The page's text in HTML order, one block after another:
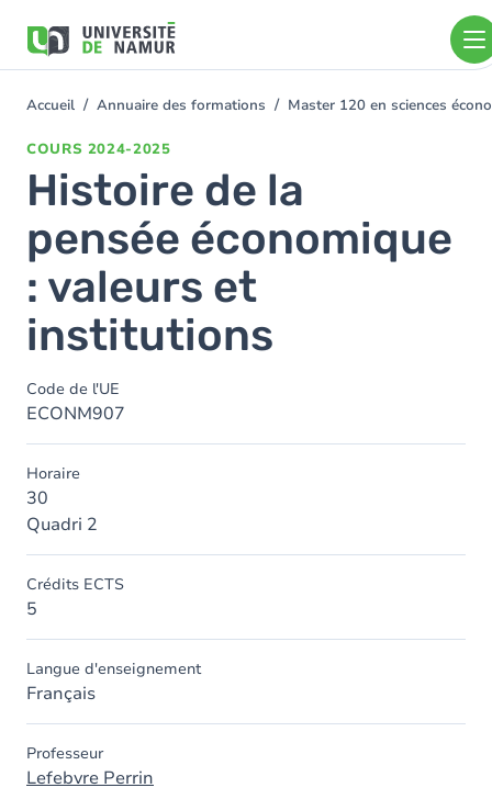
contenu
You
Accueil Annuaire des formations Master 120 en sciences
COURS 2024-2025
Histoire de la
pensée économique
: valeurs et
institutions
Code de l'UE
ECONM907
Horaire
30
Quadri 2
Crédits ECTS
5
Langue d'enseignement
Français
Professeur
Lefebvre Perrin